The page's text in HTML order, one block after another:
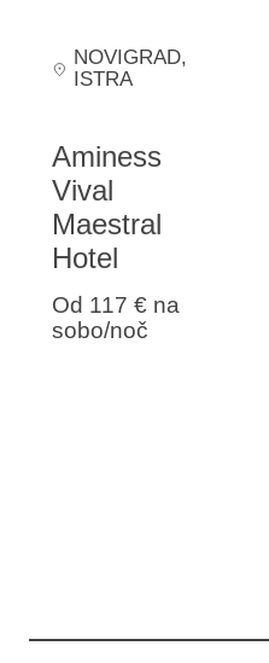
NOVIGRAD,
ISTRA
Aminess
Vival
Maestral
Hotel
Od 117 € na
sobo/noč